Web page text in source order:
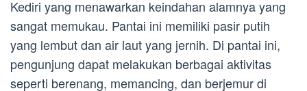
Kediri yang menawarkan keindahan alamnya yang
sangat memukau. Pantai ini memiliki pasir putih
yang lembut dan air laut yang jernih. Di pantai ini,
pengunjung dapat melakukan berbagai aktivitas
seperti berenang, memancing, dan berjemur di